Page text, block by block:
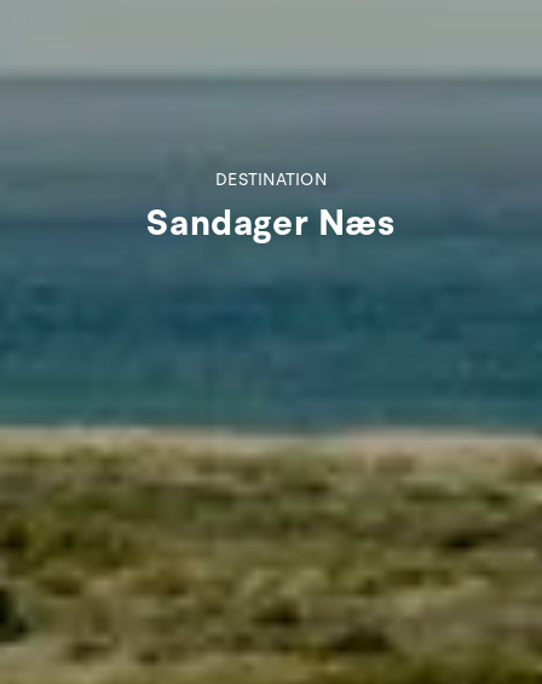
DESTINATION
Sandager Næs